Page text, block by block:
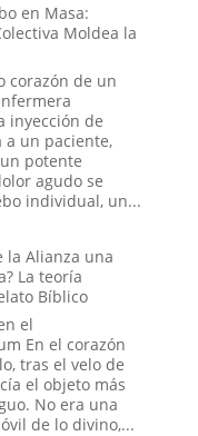
en Masa:
Moldea la
corazón de un
inyección de
a un paciente,
potente
agudo se
individual, un...
la Alianza una
La teoría
Bíblico
el
En el corazón
tras el velo de
el objeto más
No era una
de lo divino,...